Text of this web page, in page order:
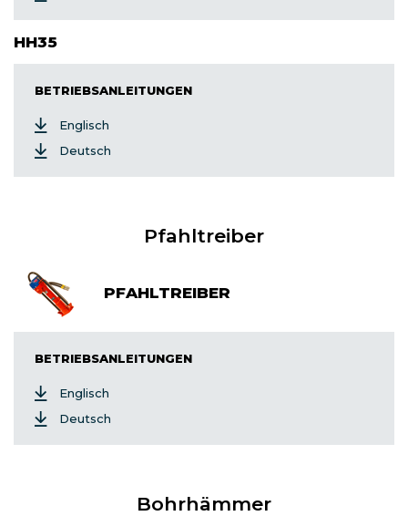
HH35
BETRIEBSANLEITUNGEN
Englisch
Deutsch
Pfahltreiber
PFAHLTREIBER
BETRIEBSANLEITUNGEN
Englisch
Deutsch
Bohrhämmer